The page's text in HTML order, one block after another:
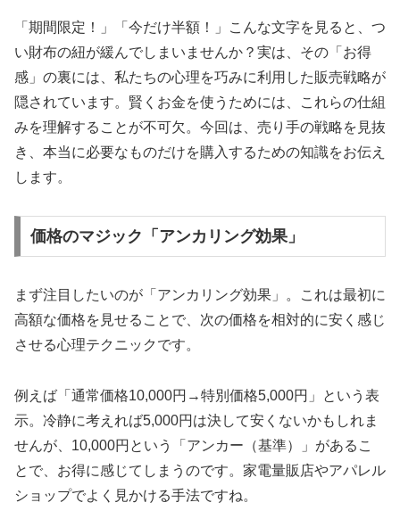
「期間限定！」「今だけ半額！」こんな文字を見ると、つ
い財布の紐が緩んでしまいませんか？実は、その「お得
感」の裏には、私たちの心理を巧みに利用した販売戦略が
隠されています。賢くお金を使うためには、これらの仕組
みを理解することが不可欠。今回は、売り手の戦略を見抜
き、本当に必要なものだけを購入するための知識をお伝え
します。
価格のマジック「アンカリング効果」
まず注目したいのが「アンカリング効果」。これは最初に
高額な価格を見せることで、次の価格を相対的に安く感じ
させる心理テクニックです。
例えば「通常価格10,000円→特別価格5,000円」という表
示。冷静に考えれば5,000円は決して安くないかもしれま
せんが、10,000円という「アンカー（基準）」があるこ
とで、お得に感じてしまうのです。家電量販店やアパレル
ショップでよく見かける手法ですね。